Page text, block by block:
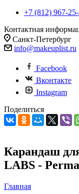
+7 (812) 967-
Контактная
Санкт-Петербург
info@makeuplist.ru
Facebook
Вконтакте
Instagram
Поделиться
Карандаш
LABS -
Главная